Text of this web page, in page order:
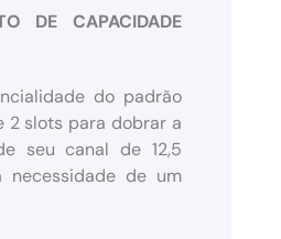
DE CAPACIDADE
do padrão
2 slots para dobrar a
seu canal de 12,5
de um